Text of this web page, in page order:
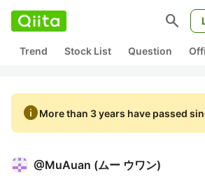
search
Trend Stock List Question
infoMore than 3 years have passed
@MuAuan (ムー ウワン)